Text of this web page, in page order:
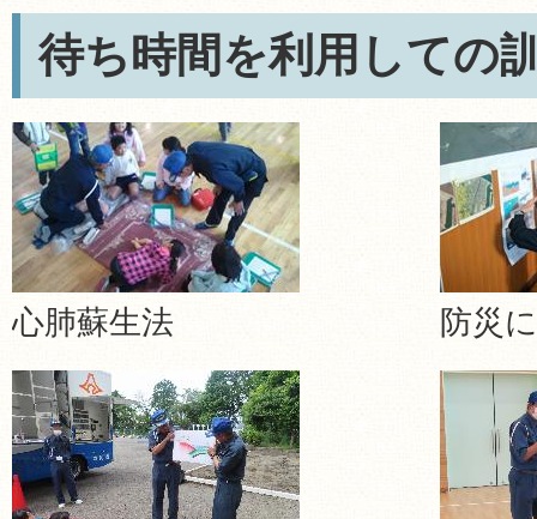
待ち時間を利用しての
心肺蘇生法 防災